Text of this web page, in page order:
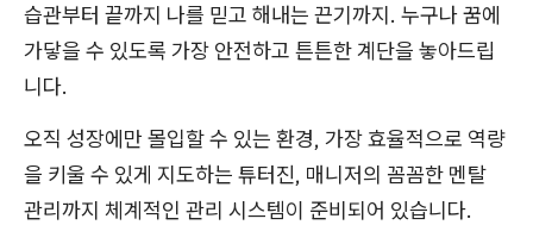
습관부터 끝까지 나를 믿고 해내는 끈기까지. 누구나 꿈에
가닿을 수 있도록 가장 안전하고 튼튼한 계단을 놓아드립
니다.
오직 성장에만 몰입할 수 있는 환경, 가장 효율적으로 역량
을 키울 수 있게 지도하는 튜터진, 매니저의 꼼꼼한 멘탈
관리까지 체계적인 관리 시스템이 준비되어 있습니다.